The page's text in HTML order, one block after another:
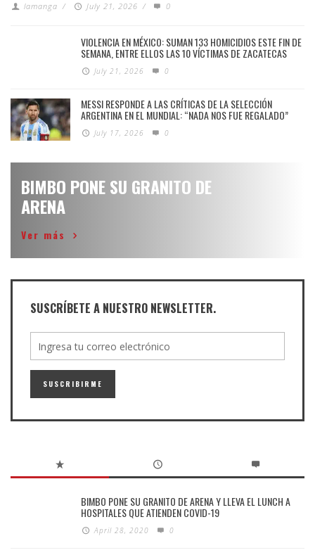
lamanga / July 21, 2026 / 0
VIOLENCIA EN MÉXICO: SUMAN 133 HOMICIDIOS ESTE FIN DE
SEMANA, ENTRE ELLOS LAS 10 VÍCTIMAS DE ZACATECAS
July 21, 2026 0
MESSI RESPONDE A LAS CRÍTICAS DE LA SELECCIÓN
ARGENTINA EN EL MUNDIAL: “NADA NOS FUE REGALADO”
July 17, 2026 0
BIMBO PONE SU GRANITO DE
ARENA
Ver más
SUSCRÍBETE A NUESTRO NEWSLETTER.
BIMBO PONE SU GRANITO DE ARENA Y LLEVA EL LUNCH A
HOSPITALES QUE ATIENDEN COVID-19
April 28, 2020 0